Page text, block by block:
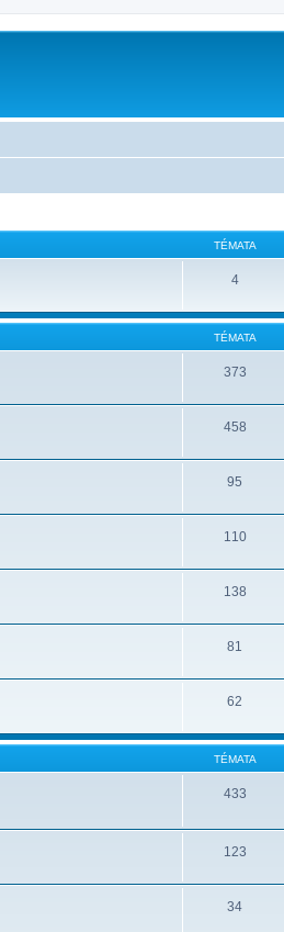
TÉMATA
4
TÉMATA
373
458
95
110
138
81
62
TÉMATA
433
123
34